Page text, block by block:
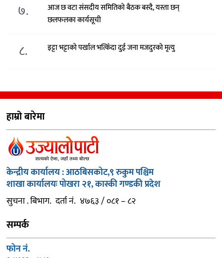
७.
आज छ वटा संसदीय समितिको बैठक बस्दै, यस्ता छन्
छलफलका कार्यसूची
८. इट्टा भट्टाको पर्खाल भत्किँदा दुई जना मजदुरको मृत्यु
हाम्रो बारेमा
केन्द्रीय कार्यालय : आठबिसकोट,९ रुकुम पश्चिम
शाखा कार्यालयः पोखरा २१, कास्की गण्डकी प्रदेश
सुचना . बिभाग. दर्ता नं. ४७६३ / ०८१ – ८२
सम्पर्क
फोन नं.